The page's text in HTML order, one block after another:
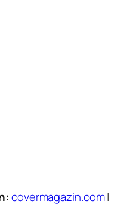
covermagazin.com|